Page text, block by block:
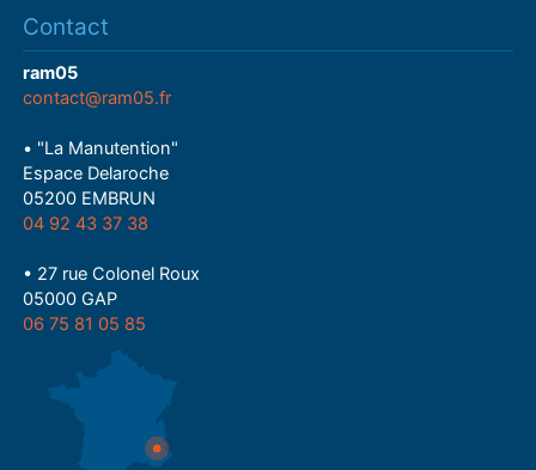
Contact
ram05
contact@ram05.fr
• "La Manutention"
Espace Delaroche
05200 EMBRUN
04 92 43 37 38
• 27 rue Colonel Roux
05000 GAP
06 75 81 05 85